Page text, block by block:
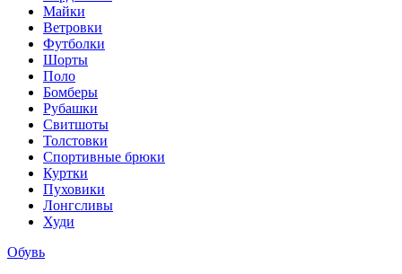
Майки
Ветровки
Футболки
Шорты
Поло
Бомберы
Рубашки
Свитшоты
Толстовки
Спортивные брюки
Куртки
Пуховики
Лонгсливы
Худи
Обувь